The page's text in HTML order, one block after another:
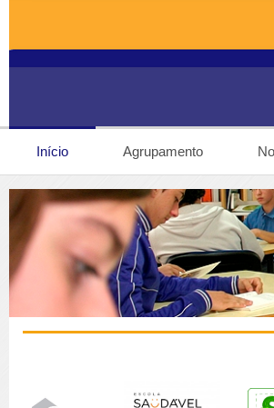
Início Agrupamento